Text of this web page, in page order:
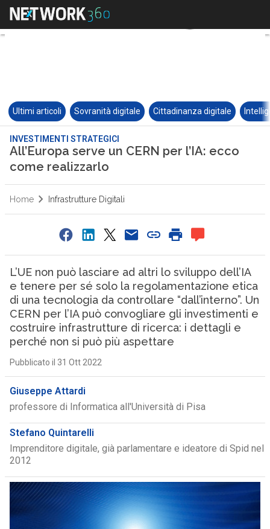
Ultimi articoli Sovranità digitale Cittadinanza digitale
INVESTIMENTI STRATEGICI
All’Europa serve un CERN per l’IA: ecco
come realizzarlo
Home Infrastrutture Digitali
L’UE non può lasciare ad altri lo sviluppo dell’IA
e tenere per sé solo la regolamentazione etica
di una tecnologia da controllare “dall’interno”. Un
CERN per l’IA può convogliare gli investimenti e
costruire infrastrutture di ricerca: i dettagli e
perché non si può più aspettare
Pubblicato il 31 Ott 2022
Giuseppe Attardi
professore di Informatica all'Università di Pisa
Stefano Quintarelli
Imprenditore digitale, già parlamentare e ideatore di Spid nel
2012